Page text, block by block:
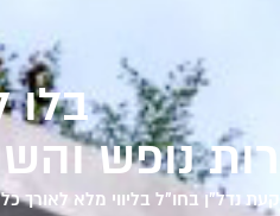
בלו
נופש
נדל"ן בחו"ל בליווי מלא